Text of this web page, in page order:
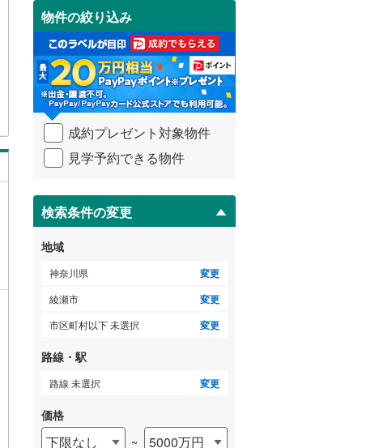
受
け
取
る
・
条
件
を
イ
ペ
ジ
に
保
存
す
る
物件の絞り込み
成約プレゼント対象物件
見学予約できる物件
検索条件の変更
地域
神奈川県 変更
綾瀬市 変更
市区町村以下 未選択 変更
路線・駅
路線 未選択 変更
価格
下限なし ~
5000万円
足柄上郡山北町(
足柄下郡真鶴町 (0)
愛甲郡清川村(0)
間取り変更可能（
3階建て以上（7 ）